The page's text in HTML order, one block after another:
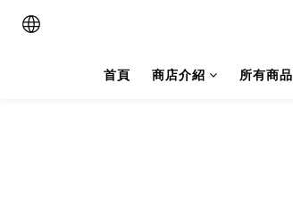
首頁 商店介紹 所有商品